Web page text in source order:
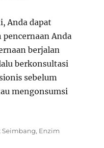
Anda dapat
Anda
berjalan
berkonsultasi
sebelum
mengonsumsi
Seimbang, Enzim